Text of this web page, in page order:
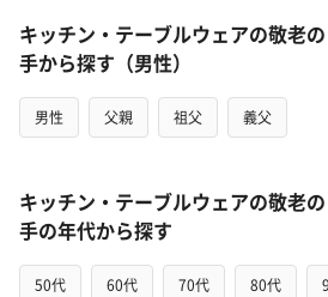
キッチン・テーブルウェアの敬老
手から探す（男性）
男性 父親 祖父 義父
キッチン・テーブルウェアの敬老
手の年代から探す
50代 60代 70代 80代